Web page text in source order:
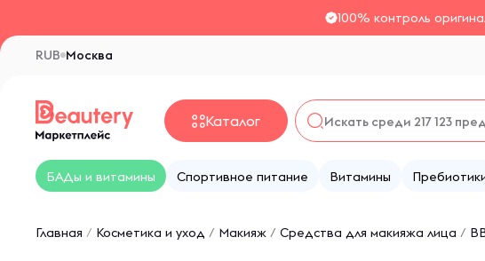
100% контроль
Москва
RUB
Каталог
БАДы и витамины Спортивное питание Витамины
Главная / Косметика и уход / Макияж / Средства для макияжа лица /